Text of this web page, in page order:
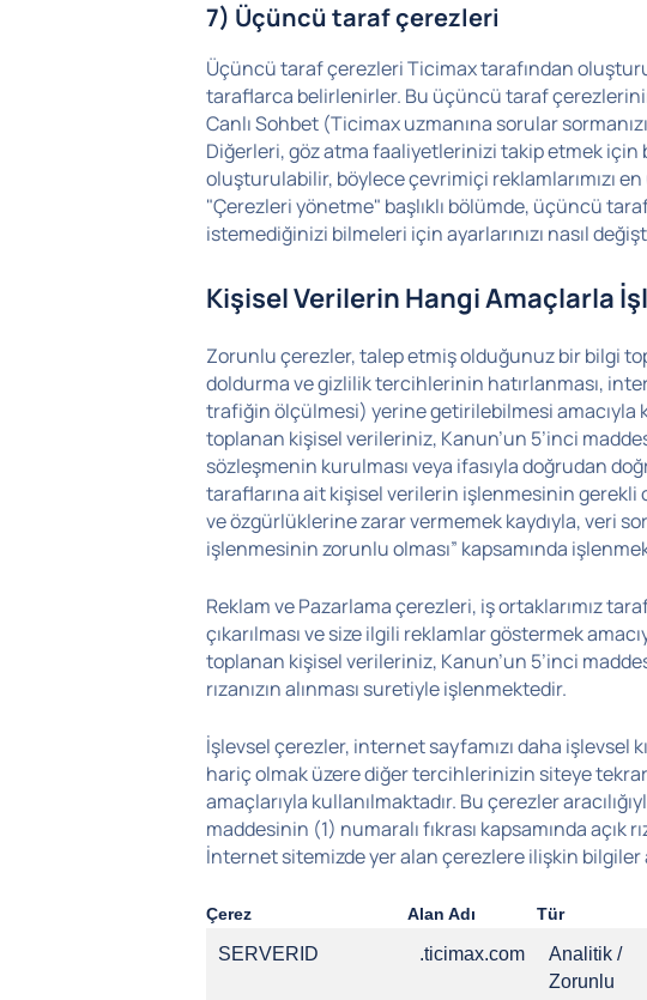
7) Üçüncü taraf çerezleri
Üçüncü taraf çerezleri Ticimax tarafından
taraflarca belirlenirler. Bu üçüncü taraf
Canlı Sohbet (Ticimax uzmanına sorular
Diğerleri, göz atma faaliyetlerinizi takip etmek için
oluşturulabilir, böylece çevrimiçi reklamlarımızı
"Çerezleri yönetme" başlıklı bölümde, üçüncü
istemediğinizi bilmeleri için ayarlarınızı nasıl
Kişisel Verilerin Hangi Amaçlarla
Zorunlu çerezler, talep etmiş olduğunuz bir bilgi
doldurma ve gizlilik tercihlerinin hatırlanması,
trafiğin ölçülmesi) yerine getirilebilmesi amacıyla
toplanan kişisel verileriniz, Kanun’un 5’inci
sözleşmenin kurulması veya ifasıyla doğrudan
taraflarına ait kişisel verilerin işlenmesinin gerekli
ve özgürlüklerine zarar vermemek kaydıyla, veri
işlenmesinin zorunlu olması” kapsamında
Reklam ve Pazarlama çerezleri, iş ortaklarımız
çıkarılması ve size ilgili reklamlar göstermek
toplanan kişisel verileriniz, Kanun’un 5’inci
rızanızın alınması suretiyle işlenmektedir.
İşlevsel çerezler, internet sayfamızı daha
hariç olmak üzere diğer tercihlerinizin siteye
amaçlarıyla kullanılmaktadır. Bu çerezler
maddesinin (1) numaralı fıkrası kapsamında açık
İnternet sitemizde yer alan çerezlere ilişkin bilgiler
Çerez Alan Adı Tür
SERVERID .ticimax.com
Analitik /
Zorunlu